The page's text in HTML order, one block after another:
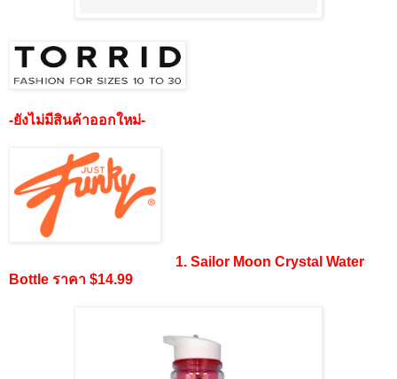
-ยังไม่มีสินค้าออกใหม่-
1. Sailor Moon Crystal Water
Bottle ราคา $14.99